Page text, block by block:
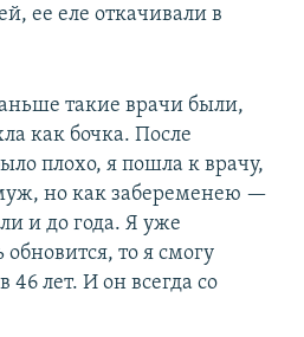
ее еле откачивали в
такие врачи были,
как бочка. После
плохо, я пошла к врачу,
но как забеременею —
и до года. Я уже
то я смогу
46 лет. И он всегда со